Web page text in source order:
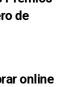
de
online